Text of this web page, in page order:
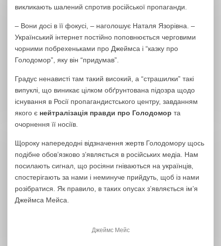
викликають шалений спротив російської пропаганди.
– Вони досі в її фокусі, – наголошує Наталя Язорівна. –
Український інтернет постійно поповнюється черговими
чорними побрехеньками про Джеймса і “казку про
Голодомор”, яку він “придумав”.
Градус ненависті там такий високий, а “страшилки” такі
випуклі, що виникає цілком обґрунтована підозра щодо
існування в Росії пропагандистського центру, завданням
якого є нейтралізація правди про Голодомор та
очорнення її носіїв.
Щороку напередодні відзначення жертв Голодомору щось
подібне обов’язково з’являється в російських медіа. Нам
посилають сигнал, що росіяни гніваються на українців,
спостерігають за нами і неминуче прийдуть, щоб із нами
розібратися. Як правило, в таких опусах з’являється ім’я
Джеймса Мейса.
Джеймс Мейс